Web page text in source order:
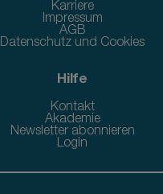
Karriere
Impressum
AGB
Datenschutz und Cookies
Hilfe
Kontakt
Akademie
Newsletter abonnieren
Login